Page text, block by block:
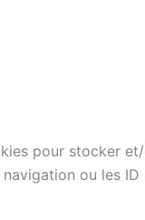
pour stocker
ou les